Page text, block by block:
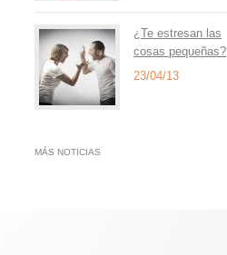
¿Te estresan las
cosas pequeñas?
23/04/13
MÁS NOTICIAS